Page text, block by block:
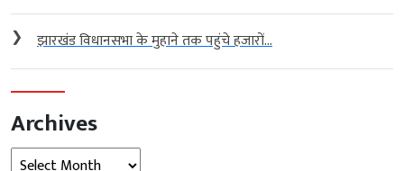
❯ झारखंड विधानसभा के मुहाने तक पहुंचे हजारों...
Archives
Archives